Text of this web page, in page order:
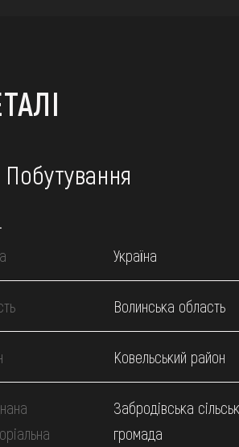
Побутування
Україна
Волинська область
Ковельський район
Забродівська
громада